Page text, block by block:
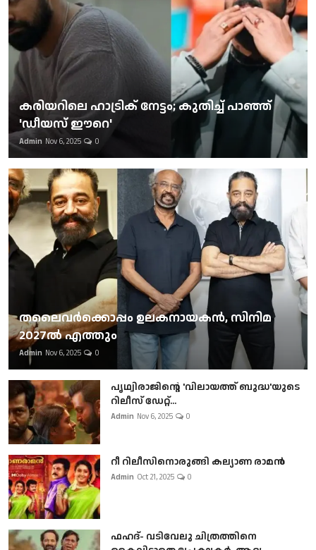
കരിയറിലെ ഹാട്രിക് നേട്ടം; കുതിച്ച് പാഞ്ഞ്
'ഡീയസ് ഈറെ'
Admin Nov 6, 2025 0
തലൈവര്‍ക്കൊപ്പം ഉലകനായകന്‍, സിനിമ
2027ല്‍ എത്തും
Admin Nov 6, 2025 0
പൃഥ്വിരാജിന്റെ 'വിലായത്ത് ബുദ്ധ'യുടെ
റിലീസ് ഡേറ്റ്...
Admin Nov 6, 2025 0
റീ റിലീസിനൊരുങ്ങി കല്യാണ രാമൻ
Admin Oct 21, 2025 0
ഫഹദ്- വടിവേലു ചിത്രത്തിനെ